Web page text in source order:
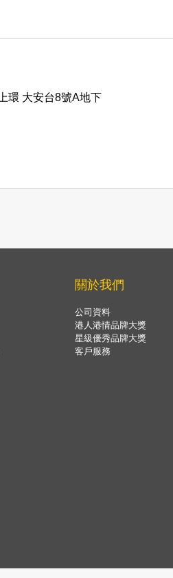
上環 大安台8號A地下
關於我們
公司資料
港人港情品牌大獎
星級優秀品牌大獎
客戶服務